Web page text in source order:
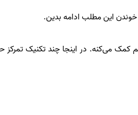
خوندن این مطلب ادامه بدین.
می‌کنه. در اینجا چند تکنیک تمرکز